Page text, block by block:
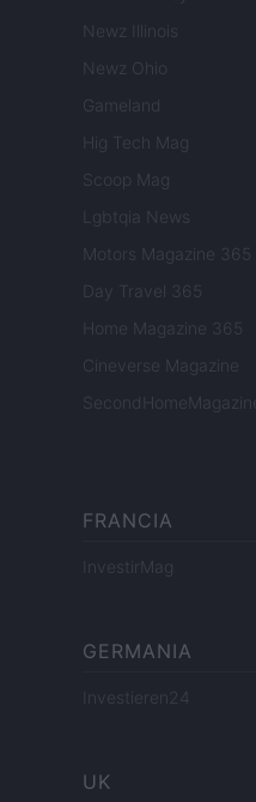
Newz Illinois
Newz Ohio
Gameland
Hig Tech Mag
Scoop Mag
Lgbtqia News
Motors Magazine 365
Day Travel 365
Home Magazine 365
Cineverse Magazine
SecondHomeMagazine
FRANCIA
InvestirMag
GERMANIA
Investieren24
UK